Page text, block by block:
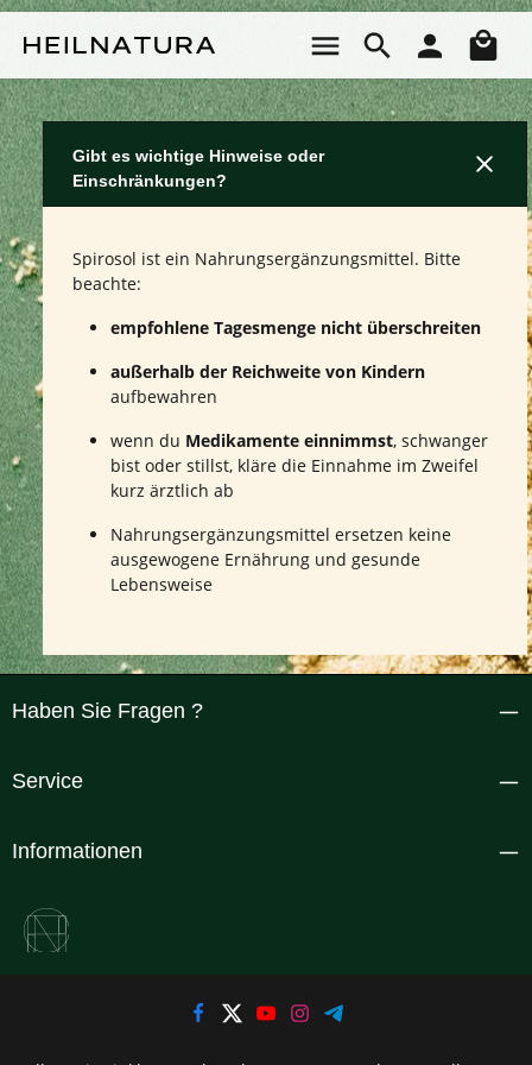
Gibt es wichtige Hinweise oder
Einschränkungen?
Spirosol ist ein Nahrungsergänzungsmittel. Bitte
beachte:
empfohlene Tagesmenge nicht überschreiten
außerhalb der Reichweite von Kindern
aufbewahren
wenn du Medikamente einnimmst, schwanger
bist oder stillst, kläre die Einnahme im Zweifel
kurz ärztlich ab
Nahrungsergänzungsmittel ersetzen keine
ausgewogene Ernährung und gesunde
Lebensweise
Haben Sie Fragen ?
Service
Informationen